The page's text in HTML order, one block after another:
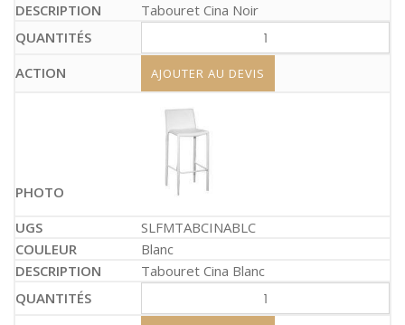
Tabouret Cina Noir
AJOUTER AU DEVIS
SLFMTABCINABLC
Blanc
Tabouret Cina Blanc